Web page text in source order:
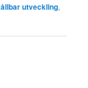
utveckling,